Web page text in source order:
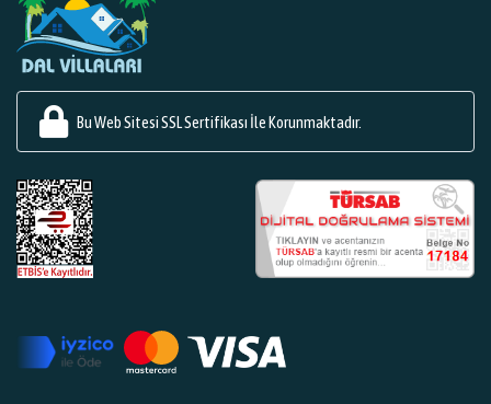
Bu Web Sitesi SSL Sertifikası İle Korunmaktadır.